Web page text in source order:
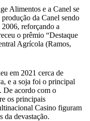
Alimentos e a Canel se
da Canel sendo
reforçando a
o prêmio “Destaque
Agrícola (Ramos,
em 2021 cerca de
e a soja foi o principal
De acordo com o
os principais
Casino figuram
da devastação.